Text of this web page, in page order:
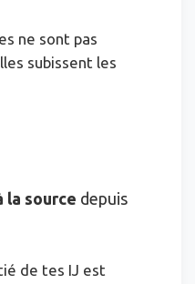
ne sont pas
subissent les
la source depuis
de tes IJ est